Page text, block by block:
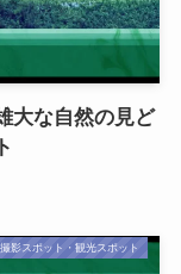
大な自然の見ど
影スポット・観光スポット